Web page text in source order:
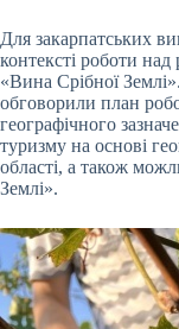
Для закарпатських
контексті роботи над
«Вина Срібної
обговорили план
географічного
туризму на основі
області, а також
Землі».